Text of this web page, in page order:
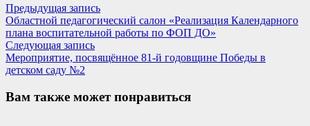
Навигация
по
записям
Предыдущая записьПредыдущая
запись:
Областной педагогический салон «Реализация Календарного
плана воспитательной работы по ФОП ДО»
Следующая записьСледующая
запись:
Мероприятие, посвящённое 81-й годовщине Победы в
детском саду №2
Вам также может понравиться